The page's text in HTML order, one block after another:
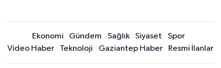
Ekonomi Gündem Sağlık Siyaset
Spor
Video Haber
Teknoloji Gaziantep Haber Resmi İlanlar